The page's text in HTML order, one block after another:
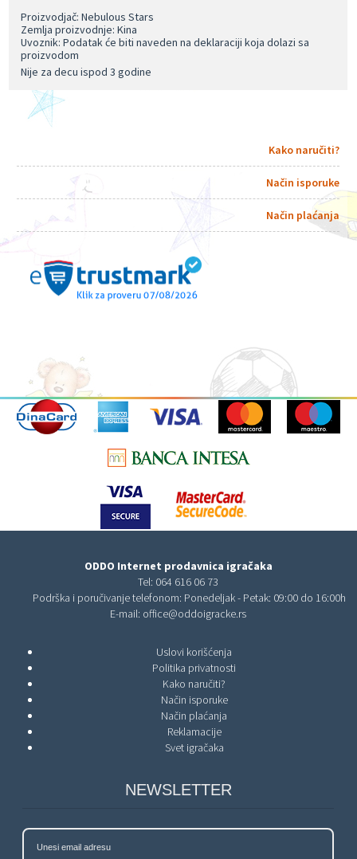
Proizvodjač: Nebulous Stars
Zemlja proizvodnje: Kina
Uvoznik: Podatak će biti naveden na deklaraciji koja dolazi sa
proizvodom
Nije za decu ispod 3 godine
Kako naručiti?
Način isporuke
Način plaćanja
ODDO Internet prodavnica igračaka
Tel: 064 616 06 73
Podrška i poručivanje telefonom: Ponedeljak - Petak: 09:00 do 16:00h
E-mail: office@oddoigracke.rs
Uslovi korišćenja
Politika privatnosti
Kako naručiti?
Način isporuke
Način plaćanja
Reklamacije
Svet igračaka
NEWSLETTER